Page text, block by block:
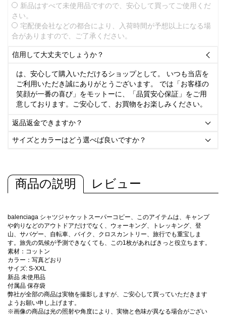
新品はすべて未使用品ですので、安心して買ってご使用くだ
さい。
宅配便会社などの都合により、入荷時間が予想以上になる場
合がありますので、ご了承ください。
信用して大丈夫でしょうか？ 
は、安心して購入いただけるショップとして。 いつも当店を
ご利用いただき誠にありがとうございます。 では「お客様の
笑顔が一番の喜び」をモットーに、「品質安心保証」をご用
意しております。ご安心して、お買物をお楽しみください。
返品返金できますか？ 
サイズとカラーはどう選べば良いですか？ 
商品の説明 レビュー
balenciaga シャツジャケットスーパーコピー、このアイテムは、キャンプ
や釣りなどのアウトドアだけでなく、ウォーキング、トレッキング、登
山、サバゲー、自転車、バイク、クロスカントリー、旅行でも重宝しま
す。旅先の気候が予測できなくても、この1枚があればきっと役立ちます。
素材：コットン
カラー：写真どおり
サイズ: S-XXL
新品 未使用品
付属品 保存袋
弊社が全部の商品は実物を撮影しますが、ご安心して買っていただきます
ようお願い申し上げます。
※画像の商品は光の照射や角度により、実物と色味が異なる場合がござい